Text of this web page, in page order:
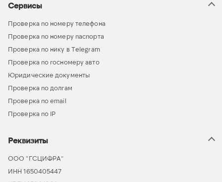
Сервисы
Проверка по номеру телефона
Проверка по номеру паспорта
Проверка по нику в Telegram
Проверка по госномеру авто
Юридические документы
Проверка по долгам
Проверка по email
Проверка по IP
Реквизиты
ООО “ГСЦИФРА”
ИНН 1650405447